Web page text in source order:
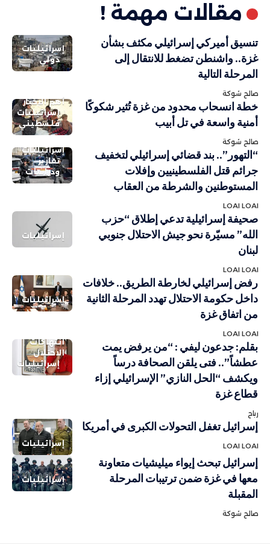
مقالات مهمة !
إسرائيليات
دولي
تنسيق أميركي إسرائيلي مكثف بشأن
غزة.. واشنطن تضغط للانتقال إلى
المرحلة التالية
صالح شوكة
أهم الاخبار
إسرائيليات
فلسطيني
خطة انسحاب محدود من غزة تُثير شكوكًا
أمنية واسعة في تل أبيب
صالح شوكة
إسرائيليات
تقارير
ودراسات
“التهور”.. بند قضائي إسرائيلي لتخفيف
جرائم قتل الفلسطينيين وإفلات
المستوطنين والشرطة من العقاب
LOAI LOAI
إسرائيليات
صحيفة إسرائيلية تدعي إطلاق “حزب
الله” مسيّرة نحو جيش الاحتلال جنوبي
لبنان
LOAI LOAI
إسرائيليات
رفض إسرائيلي لخارطة الطريق.. خلافات
داخل حكومة الاحتلال تهدد المرحلة الثانية
من اتفاق غزة
LOAI LOAI
انتهاكات
الاحتلال
إسرائيليات
بقلم: جدعون ليفي : “من يرفض يمت
عطشاً”.. فتى يلقن الصحافة درساً
ويكشف “الحل النازي” الإسرائيلي إزاء
قطاع غزة
رباح
إسرائيليات
إسرائيل تغفل التحولات الكبرى في أمريكا
LOAI LOAI
إسرائيليات
إسرائيل تبحث إيواء ميليشيات متعاونة
معها في غزة ضمن ترتيبات المرحلة
المقبلة
صالح شوكة